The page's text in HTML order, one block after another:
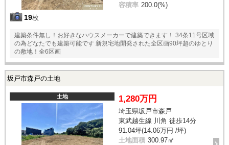
19枚
容積率 200.0(%)
建築条件無し！お好きなハウスメーカーで建築できます！ 34条11号区域
の為どなたでも建築可能です 新規宅地開発された全区画90坪超のゆとり
の敷地！全6区画
坂戸市森戸の土地
土地 1,280万円
埼玉県坂戸市森戸
東武越生線 川角 徒歩14分
91.04坪(14.06万円 /坪)
土地面積 300.97㎡